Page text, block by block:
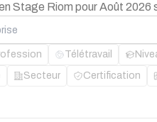
Stage Riom pour Août 2026
Télétravail
Secteur Certification